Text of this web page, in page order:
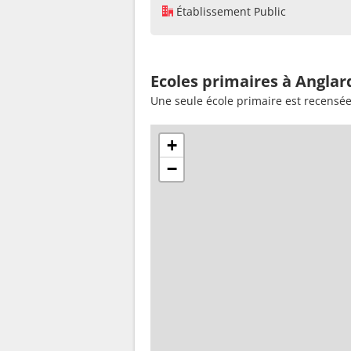
Établissement Public
Ecoles primaires à
Une seule école primaire est
+
−